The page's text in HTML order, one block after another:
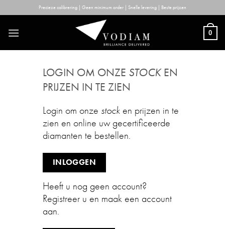
to
content
Precieze calibrering | Geen minimum order | Snelle levering | Beste prijzen
0
LOGIN OM ONZE STOCKEN
PRIJZEN IN TE ZIEN
Login om onze stock en prijzen in te
zien en online uw gecertificeerde
diamanten te bestellen.
INLOGGEN
Heeft u nog geen account?
Registreer u en maak een account
aan.